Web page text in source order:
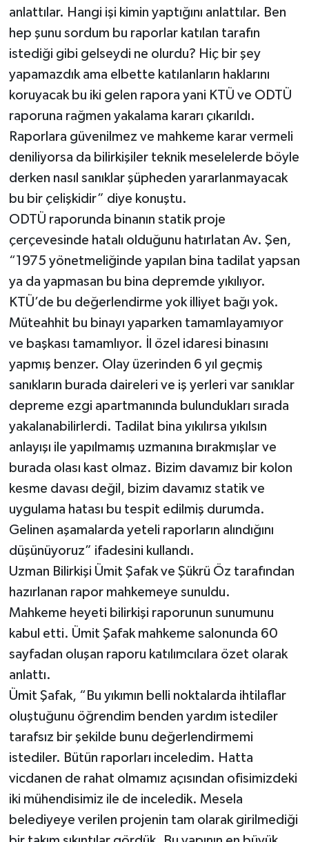
anlattılar. Hangi işi kimin yaptığını anlattılar. Ben
hep şunu sordum bu raporlar katılan tarafın
istediği gibi gelseydi ne olurdu? Hiç bir şey
yapamazdık ama elbette katılanların haklarını
koruyacak bu iki gelen rapora yani KTÜ ve ODTÜ
raporuna rağmen yakalama kararı çıkarıldı.
Raporlara güvenilmez ve mahkeme karar vermeli
deniliyorsa da bilirkişiler teknik meselelerde böyle
derken nasıl sanıklar şüpheden yararlanmayacak
bu bir çelişkidir” diye konuştu.
ODTÜ raporunda binanın statik proje
çerçevesinde hatalı olduğunu hatırlatan Av. Şen,
“1975 yönetmeliğinde yapılan bina tadilat yapsan
ya da yapmasan bu bina depremde yıkılıyor.
KTÜ’de bu değerlendirme yok illiyet bağı yok.
Müteahhit bu binayı yaparken tamamlayamıyor
ve başkası tamamlıyor. İl özel idaresi binasını
yapmış benzer. Olay üzerinden 6 yıl geçmiş
sanıkların burada daireleri ve iş yerleri var sanıklar
depreme ezgi apartmanında bulundukları sırada
yakalanabilirlerdi. Tadilat bina yıkılırsa yıkılsın
anlayışı ile yapılmamış uzmanına bırakmışlar ve
burada olası kast olmaz. Bizim davamız bir kolon
kesme davası değil, bizim davamız statik ve
uygulama hatası bu tespit edilmiş durumda.
Gelinen aşamalarda yeteli raporların alındığını
düşünüyoruz” ifadesini kullandı.
Uzman Bilirkişi Ümit Şafak ve Şükrü Öz tarafından
hazırlanan rapor mahkemeye sunuldu.
Mahkeme heyeti bilirkişi raporunun sunumunu
kabul etti. Ümit Şafak mahkeme salonunda 60
sayfadan oluşan raporu katılımcılara özet olarak
anlattı.
Ümit Şafak, “Bu yıkımın belli noktalarda ihtilaflar
oluştuğunu öğrendim benden yardım istediler
tarafsız bir şekilde bunu değerlendirmemi
istediler. Bütün raporları inceledim. Hatta
vicdanen de rahat olmamız açısından ofisimizdeki
iki mühendisimiz ile de inceledik. Mesela
belediyeye verilen projenin tam olarak girilmediği